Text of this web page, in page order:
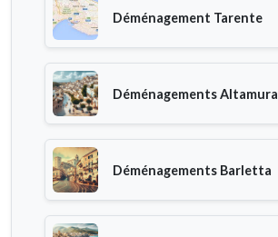
Déménagement Tarente
Déménagements Altamura
Déménagements Barletta